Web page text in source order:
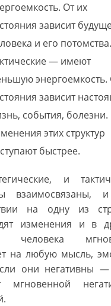
От их
зависит
и его потомства.
— имеют
энергоемкость.
зависит
события, болезни.
этих структур
быстрее.
и
взаимосвязаны,
на одну из
изменения и в
человека
на любую мысль,
они негативны
мгновенной